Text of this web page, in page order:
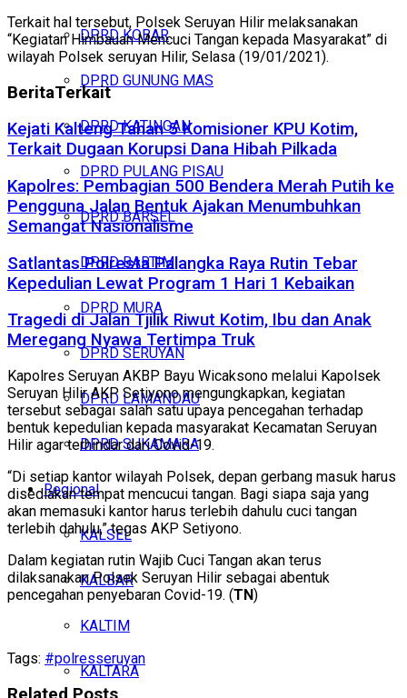
DPRD KOBAR
DPRD GUNUNG MAS
DPRD KATINGAN
DPRD PULANG PISAU
DPRD BARSEL
DPRD BARTIM
DPRD MURA
DPRD SERUYAN
DPRD LAMANDAU
DPRD SUKAMARA
Regional
KALSEL
KALBAR
KALTIM
KALTARA
Terkait hal tersebut, Polsek Seruyan Hilir melaksanakan
“Kegiatan Himbauan Mencuci Tangan kepada Masyarakat” di
wilayah Polsek seruyan Hilir, Selasa (19/01/2021).
BeritaTerkait
Kejati Kalteng Tahan 5 Komisioner KPU Kotim,
Terkait Dugaan Korupsi Dana Hibah Pilkada
Kapolres: Pembagian 500 Bendera Merah Putih ke
Pengguna Jalan Bentuk Ajakan Menumbuhkan
Semangat Nasionalisme
Satlantas Polresta Palangka Raya Rutin Tebar
Kepedulian Lewat Program 1 Hari 1 Kebaikan
Tragedi di Jalan Tjilik Riwut Kotim, Ibu dan Anak
Meregang Nyawa Tertimpa Truk
Kapolres Seruyan AKBP Bayu Wicaksono melalui Kapolsek
Seruyan Hilir AKP Setiyono mengungkapkan, kegiatan
tersebut sebagai salah satu upaya pencegahan terhadap
bentuk kepedulian kepada masyarakat Kecamatan Seruyan
Hilir agar terhindar dari Covid-19.
“Di setiap kantor wilayah Polsek, depan gerbang masuk harus
disediakan tempat mencucui tangan. Bagi siapa saja yang
akan memasuki kantor harus terlebih dahulu cuci tangan
terlebih dahulu,” tegas AKP Setiyono.
Dalam kegiatan rutin Wajib Cuci Tangan akan terus
dilaksanakan Polsek Seruyan Hilir sebagai abentuk
pencegahan penyebaran Covid-19. (TN)
Tags: #polresseruyan